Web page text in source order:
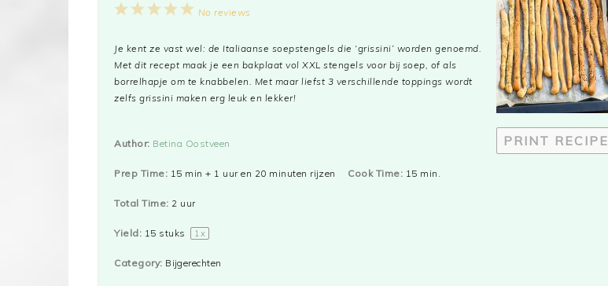
PRINT RECIPE
5
4
3
2
1
No reviews
Je kent ze vast wel: de Italiaanse soepstengels die ‘grissini’ worden genoemd.
Met dit recept maak je een bakplaat vol XXL stengels voor bij soep, of als
borrelhapje om te knabbelen. Met maar liefst 3 verschillende toppings wordt
zelfs grissini maken erg leuk en lekker!
Author: Betina Oostveen
Prep Time: 15 min + 1 uur en 20 minuten rijzen Cook Time: 15 min.
Total Time: 2 uur
Yield: 15 stuks 1x
Category: Bijgerechten